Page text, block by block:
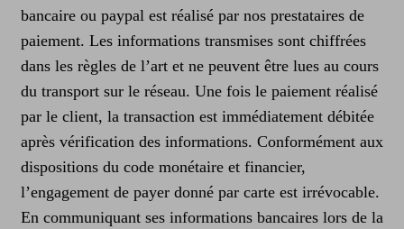
bancaire ou paypal est réalisé par nos prestataires de
paiement. Les informations transmises sont chiffrées
dans les règles de l’art et ne peuvent être lues au cours
du transport sur le réseau. Une fois le paiement réalisé
par le client, la transaction est immédiatement débitée
après vérification des informations. Conformément aux
dispositions du code monétaire et financier,
l’engagement de payer donné par carte est irrévocable.
En communiquant ses informations bancaires lors de la